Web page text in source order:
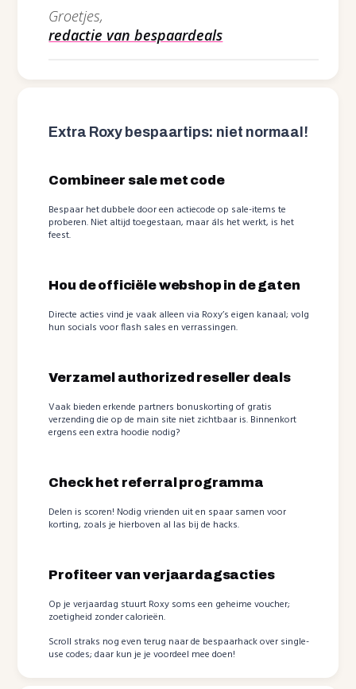
Groetjes,
redactie van bespaardeals
Extra Roxy bespaartips: niet normaal!
Combineer sale met code
Bespaar het dubbele door een actiecode op sale-items te
proberen. Niet altijd toegestaan, maar áls het werkt, is het
feest.
Hou de officiële webshop in de gaten
Directe acties vind je vaak alleen via Roxy’s eigen kanaal; volg
hun socials voor flash sales en verrassingen.
Verzamel authorized reseller deals
Vaak bieden erkende partners bonuskorting of gratis
verzending die op de main site niet zichtbaar is. Binnenkort
ergens een extra hoodie nodig?
Check het referral programma
Delen is scoren! Nodig vrienden uit en spaar samen voor
korting, zoals je hierboven al las bij de hacks.
Profiteer van verjaardagsacties
Op je verjaardag stuurt Roxy soms een geheime voucher;
zoetigheid zonder calorieën.
Scroll straks nog even terug naar de bespaarhack over single-
use codes; daar kun je je voordeel mee doen!